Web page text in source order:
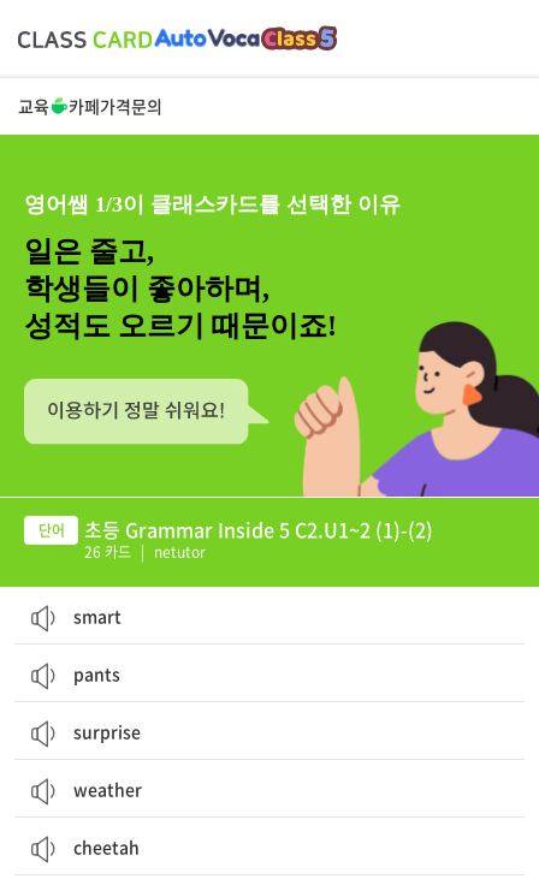
교육 카페가격문의
영어쌤 1/3이 클래스카드를 선택한 이유
일은 줄고,
학생들이 좋아하며,
성적도 오르기 때문이죠!
초등 Grammar Inside 5 C2.U1~2 (1)-(2)
26 카드 | netutor
smart
pants
surprise
weather
cheetah